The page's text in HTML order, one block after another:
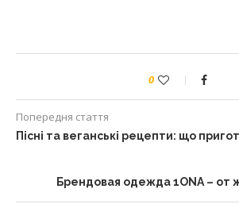
0
Попередня стаття
Пісні та веганські рецепти: що
Брендовая одежда 1ONA – от